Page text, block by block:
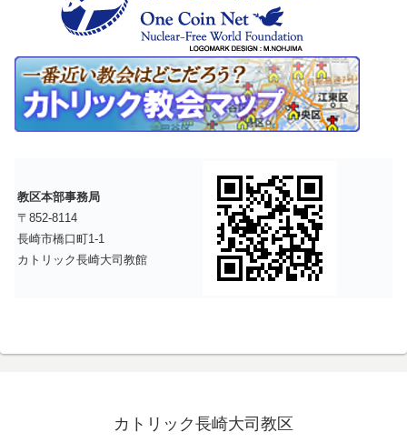
教区本部事務局
〒852-8114
長崎市橋口町1-1
カトリック長崎大司教館
カトリック長崎大司教区